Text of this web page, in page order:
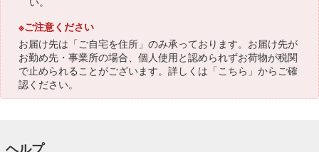
※ご注意ください
お届け先は「ご自宅を住所」のみ承っております。お届け先が
お勤め先・事業所の場合、個人使用と認められずお荷物が税関
で止められることがございます。詳しくは「こちら 」からご確
認ください。